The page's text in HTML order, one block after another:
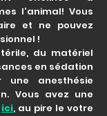
l'animal! Vous
et ne pouvez
!
du matériel
en sédation
une anesthésie
Vous avez une
ici, au pire le votre